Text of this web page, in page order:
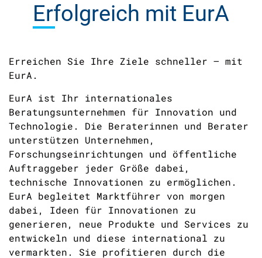
Erfolgreich mit EurA
Erreichen Sie Ihre Ziele schneller – mit
EurA.
EurA ist Ihr internationales
Beratungsunternehmen für Innovation und
Technologie. Die Beraterinnen und Berater
unterstützen Unternehmen,
Forschungseinrichtungen und öffentliche
Auftraggeber jeder Größe dabei,
technische Innovationen zu ermöglichen.
EurA begleitet Marktführer von morgen
dabei, Ideen für Innovationen zu
generieren, neue Produkte und Services zu
entwickeln und diese international zu
vermarkten. Sie profitieren durch die